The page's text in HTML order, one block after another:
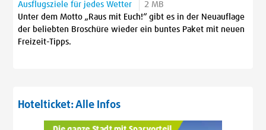
Ausflugsziele für jedes Wetter
2 MB
Unter dem Motto „Raus mit Euch!“ gibt es in der Neuauflage
der beliebten Broschüre wieder ein buntes Paket mit neuen
Freizeit-Tipps.
Hotelticket: Alle Infos